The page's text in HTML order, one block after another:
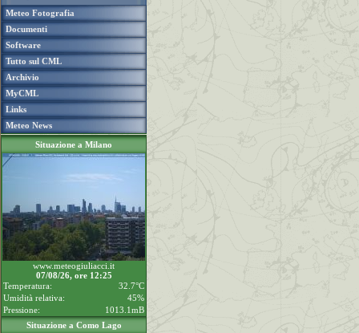
Meteo Fotografia
Documenti
Software
Tutto sul CML
Archivio
MyCML
Links
Meteo News
Situazione a Milano
www.meteogiuliacci.it
07/08/26, ore 12:25
Temperatura:
32.7°C
Umidità relativa:
45%
Pressione:
1013.1mB
Situazione a Como Lago